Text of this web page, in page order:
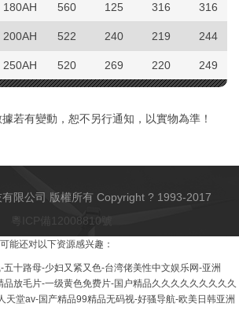
180AH 560 125 316 316
200AH 522 240 219 244
250AH 520 269 220 249
據若有變動，恕不另行通知，以實物為準！
限公司 版權所有 Copyright ? 1993-2017
粵ICP備12008810號
能还对以下资源感兴趣：
十路母-少妇又紧又色-台湾佬美性中文娱乐网-亚洲
放毛片-一级黄色免费片-国户精品久久久久久久久久久
天堂av-国产精品99精品无码视-好骚导航-欧美日韩亚洲